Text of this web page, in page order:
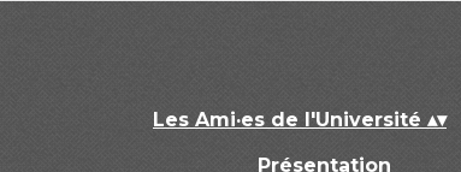
Les Ami·es de l'Université ▴▾
Présentation